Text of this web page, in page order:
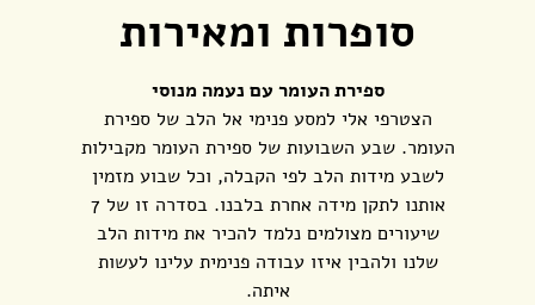
סופרות ומאירות
ספירת העומר עם נעמה מנוסי
הצטרפי אלי למסע פנימי אל הלב של ספירת
העומר. שבע השבועות של ספירת העומר מקבילות
לשבע מידות הלב לפי הקבלה, וכל שבוע מזמין
אותנו לתקן מידה אחרת בלבנו. בסדרה זו של 7
שיעורים מצולמים נלמד להכיר את מידות הלב
שלנו ולהבין איזו עבודה פנימית עלינו לעשות
איתה.